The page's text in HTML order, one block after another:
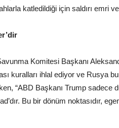
katledildiği için saldırı emri
Komitesi Başkanı
kuralları ihlal ediyor ve Rusya
“ABD Başkanı Trump sadece
Bu bir dönüm noktasıdır,